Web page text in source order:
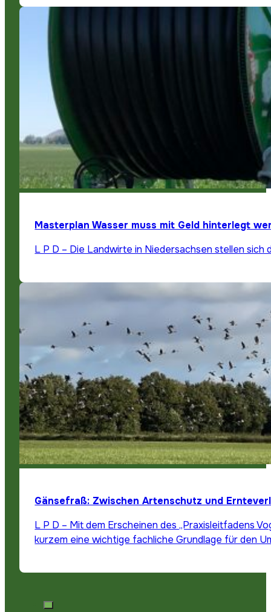
Masterplan Wasser muss mit Geld hinterlegt
L P D – Die Landwirte in Niedersachsen stellen
Gänsefraß: Zwischen Artenschutz und
L P D – Mit dem Erscheinen des „Praxisleitfadens
kurzem eine wichtige fachliche Grundlage für den